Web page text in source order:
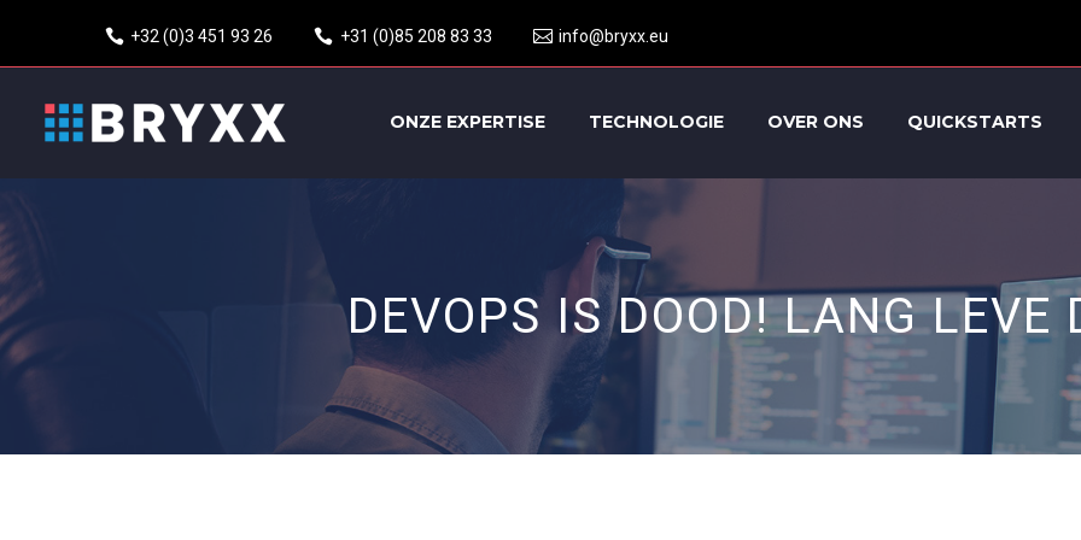
+32 (0)3 451 93 26 +31 (0)85 208 83 33 info@bryxx.eu
ONZE EXPERTISE TECHNOLOGIE OVER ONS QUICKSTARTS
DEVOPS IS DOOD! LANG LEVE